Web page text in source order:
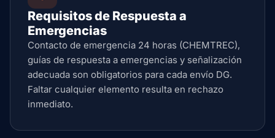
Requisitos de Respuesta a
Emergencias
Contacto de emergencia 24 horas (CHEMTREC),
guías de respuesta a emergencias y señalización
adecuada son obligatorios para cada envío DG.
Faltar cualquier elemento resulta en rechazo
inmediato.